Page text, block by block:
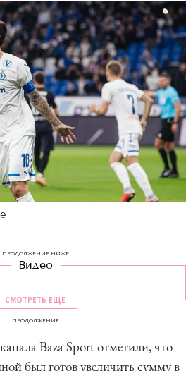
ПРОДОЛЖЕНИЕ НИЖЕ
Видео
СМОТРЕТЬ ЕЩЕ
ПРОДОЛЖЕНИЕ
Baza Sport отметили, что
был готов увеличить сумму в